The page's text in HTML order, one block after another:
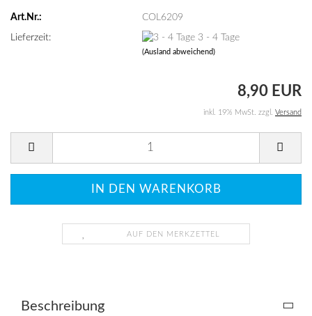
Art.Nr.: COL6209
Lieferzeit: 3 - 4 Tage
(Ausland abweichend)
8,90 EUR
inkl. 19% MwSt. zzgl. Versand
AUF DEN MERKZETTEL
Beschreibung